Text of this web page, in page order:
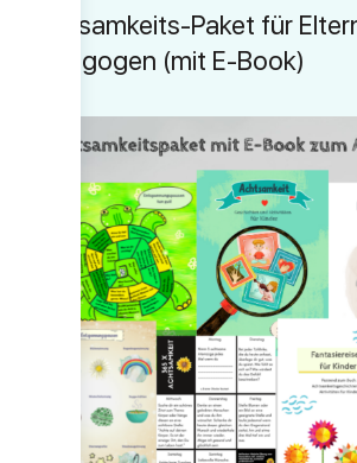
Achtsamkeits-Paket für
Pädagogen (mit E-Book)